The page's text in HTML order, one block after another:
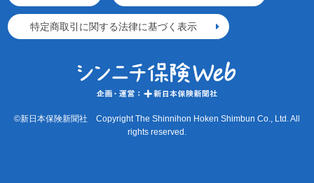
特定商取引に関する法律に基づく表示
©新日本保険新聞社 Copyright The Shinnihon Hoken Shimbun Co., Ltd. All
rights reserved.